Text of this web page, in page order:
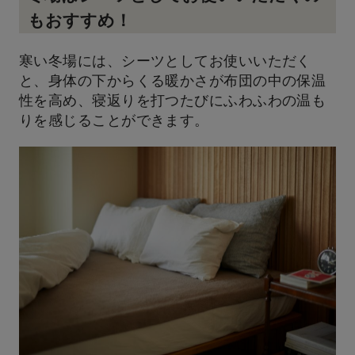
もおすすめ！
寒い冬場には、シーツとしてお使いいただく
と、身体の下からくる暖かさが布団の中の保温
性を高め、寝返りを打つたびにふわふわの温も
りを感じることができます。